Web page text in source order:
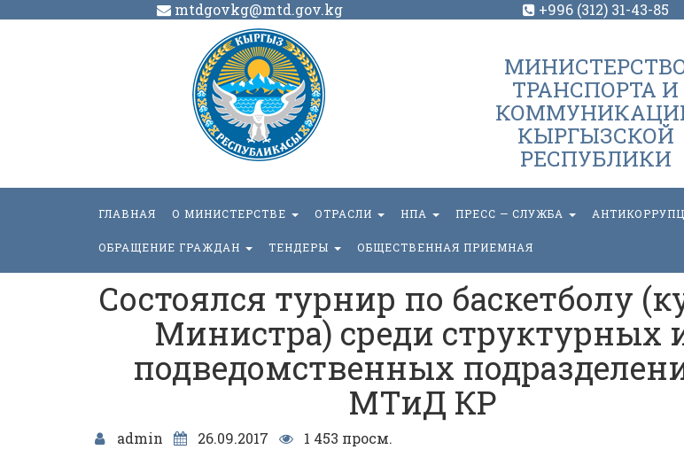
mtdgovkg@mtd.gov.kg +996 (312) 31-43-85
ТРАНСПОРТА И
КЫРГЫЗСКОЙ
РЕСПУБЛИКИ
ГЛАВНАЯ О МИНИСТЕРСТВЕ ОТРАСЛИ НПА ПРЕСС — СЛУЖБА
ОБРАЩЕНИЕ ГРАЖДАН ТЕНДЕРЫ ОБЩЕСТВЕННАЯ ПРИЕМНАЯ
Состоялся турнир по баскетболу
Министра) среди структурных
подведомственных
МТиД КР
admin 26.09.2017
1 453 просм.